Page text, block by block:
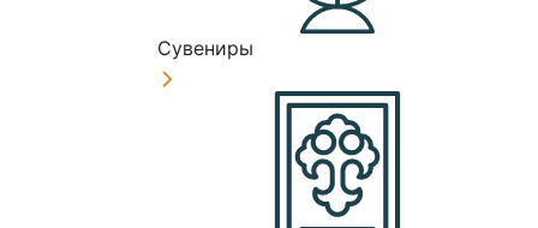
Сувениры